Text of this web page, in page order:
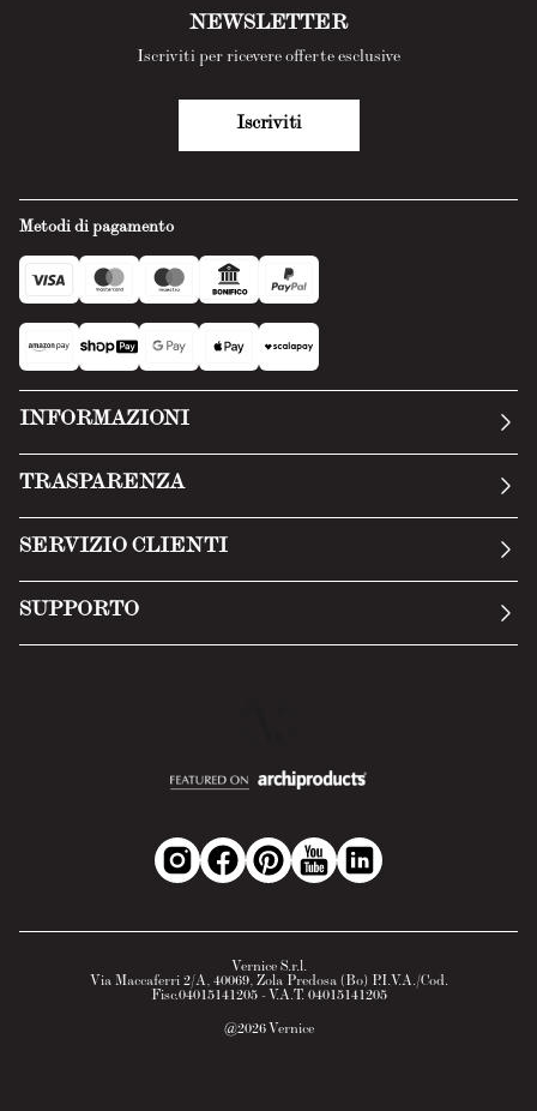
Metodi di pagamento
INFORMAZIONI
TRASPARENZA
Privacy Policy
SERVIZIO CLIENTI
SUPPORTO
NEWSLETTER
Iscriviti per ricevere offerte esclusive
Iscriviti
@2026Vernice
Vernice S.r.l.
Via Maccaferri 2/A, 40069, Zola Predosa (Bo) P.I.V.A./Cod.
Fisc.04015141205 - V.A.T. 04015141205